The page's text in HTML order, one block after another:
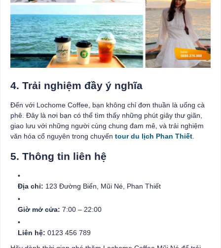
4. Trải nghiệm đầy ý nghĩa
Đến với Lochome Coffee, bạn không chỉ đơn thuần là uống cà
phê. Đây là nơi bạn có thể tìm thấy những phút giây thư giãn,
giao lưu với những người cùng chung đam mê, và trải nghiệm
văn hóa cổ nguyên trong chuyến tour du lịch Phan Thiết
5. Thông tin liên hệ
Địa chỉ: 123 Đường Biển, Mũi Né, Phan Thiết
Giờ mở cửa: 7:00 – 22:00
Liên hệ: 0123 456 789